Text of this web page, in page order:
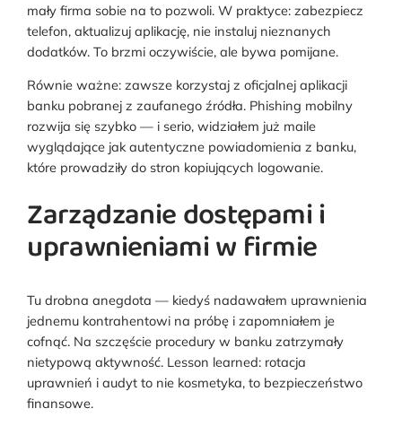
mały firma sobie na to pozwoli. W praktyce: zabezpiecz
telefon, aktualizuj aplikację, nie instaluj nieznanych
dodatków. To brzmi oczywiście, ale bywa pomijane.
Równie ważne: zawsze korzystaj z oficjalnej aplikacji
banku pobranej z zaufanego źródła. Phishing mobilny
rozwija się szybko — i serio, widziałem już maile
wyglądające jak autentyczne powiadomienia z banku,
które prowadziły do stron kopiujących logowanie.
Zarządzanie dostępami i
uprawnieniami w firmie
Tu drobna anegdota — kiedyś nadawałem uprawnienia
jednemu kontrahentowi na próbę i zapomniałem je
cofnąć. Na szczęście procedury w banku zatrzymały
nietypową aktywność. Lesson learned: rotacja
uprawnień i audyt to nie kosmetyka, to bezpieczeństwo
finansowe.